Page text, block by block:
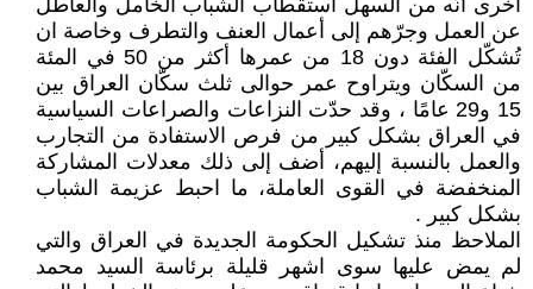
أخرى أنّه من السهل استقطاب الشباب الخامل والعاطل
عن العمل وجرّهم إلى أعمال العنف والتطرف وخاصة ان
تُشكّل الفئة دون 18 من عمرها أكثر من 50 في المئة
من السكّان ويتراوح عمر حوالى ثلث سكّان العراق بين
15 و29 عامًا ، وقد حدّت النزاعات والصراعات السياسية
في العراق بشكل كبير من فرص الاستفادة من التجارب
والعمل بالنسبة إليهم، أضف إلى ذلك معدلات المشاركة
المنخفضة في القوى العاملة، ما احبط عزيمة الشباب
بشكل كبير .
الملاحظ منذ تشكيل الحكومة الجديدة في العراق والتي
لم يمض عليها سوى اشهر قليلة برئاسة السيد محمد